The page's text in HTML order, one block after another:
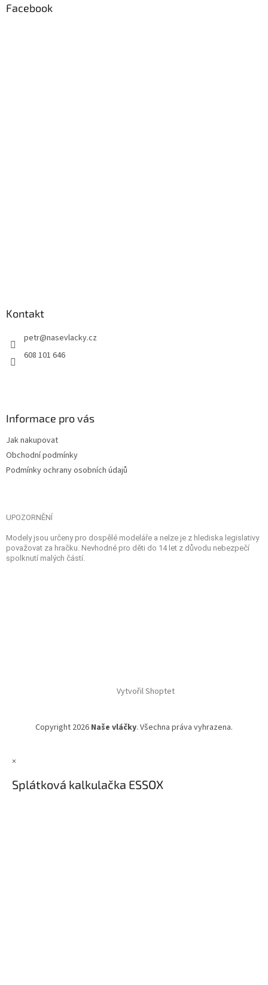
Facebook
Kontakt
petr@nasevlacky.cz
608 101 646
Informace pro vás
Jak nakupovat
Obchodní podmínky
Podmínky ochrany osobních údajů
UPOZORNĚNÍ
Modely jsou určeny pro dospělé modeláře a nelze je z hlediska legislativy
považovat za hračku. Nevhodné pro děti do 14 let z důvodu nebezpečí
spolknutí malých částí.
Vytvořil Shoptet
Copyright 2026 Naše vláčky. Všechna práva vyhrazena.
×
Splátková kalkulačka ESSOX